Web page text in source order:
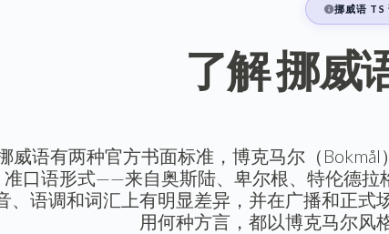
挪威语 TS
了解 挪威
威语有两种官方书面标准，博克马尔（
准口语形式——来自奥斯陆、卑尔根、特伦德拉
、语调和词汇上有明显差异，并在广播和正式
用何种方言，都以博克马尔风